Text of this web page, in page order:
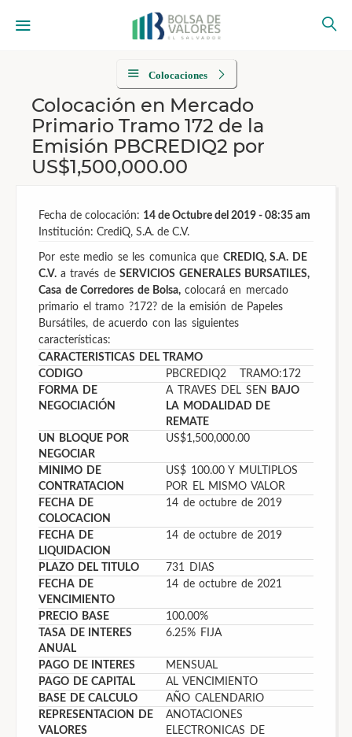
Colocaciones
Colocación en Mercado
Primario Tramo 172 de la
Emisión PBCREDIQ2 por
US$1,500,000.00
Fecha de colocación: 14 de Octubre del 2019 - 08:35 am
Institución: CrediQ, S.A. de C.V.
Por este medio se les comunica que CREDIQ, S.A. DE
C.V. a través de SERVICIOS GENERALES BURSATILES,
Casa de Corredores de Bolsa, colocará en mercado
primario el tramo ?172? de la emisión de Papeles
Bursátiles, de acuerdo con las siguientes
características:
CARACTERISTICAS DEL TRAMO
CODIGO
PBCREDIQ2 TRAMO:172
FORMA DE
NEGOCIACIÓN
A TRAVES DEL SEN
BAJO
LA MODALIDAD DE
REMATE
UN BLOQUE POR
NEGOCIAR
US$1,500,000.00
MINIMO DE
CONTRATACION
US$ 100.00 Y MULTIPLOS
POR EL MISMO VALOR
FECHA DE
COLOCACION
14 de octubre de 2019
FECHA DE
LIQUIDACION
14 de octubre de 2019
PLAZO DEL TITULO
731 DIAS
FECHA DE
VENCIMIENTO
14 de octubre de 2021
PRECIO BASE
100.00%
TASA DE INTERES
ANUAL
6.25% FIJA
PAGO DE INTERES
MENSUAL
PAGO DE CAPITAL
AL VENCIMIENTO
BASE DE CALCULO
AÑO CALENDARIO
REPRESENTACION DE
VALORES
ANOTACIONES
ELECTRONICAS DE